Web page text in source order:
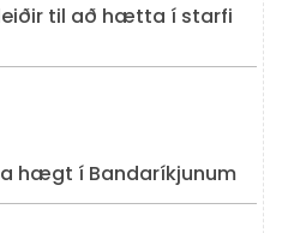
til að hætta í starfi
hægt í Bandaríkjunum